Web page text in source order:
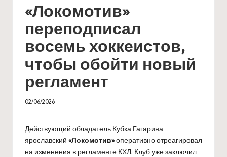
«Локомотив»
переподписал
восемь хоккеистов,
чтобы обойти новый
регламент
02/06/2026
Действующий обладатель Кубка Гагарина
ярославский «Локомотив»оперативно отреагировал
на изменения в регламенте КХЛ. Клуб уже заключил